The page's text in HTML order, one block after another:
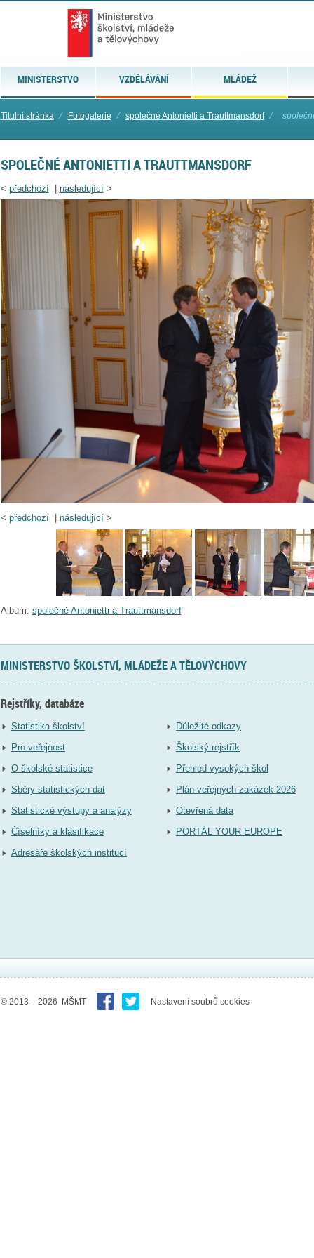
MINISTERSTVO VZDĚLÁVÁNÍ MLÁDEŽ
Titulní stránka ⁄ Fotogalerie ⁄ společné Antonietti a Trauttmansdorf ⁄
SPOLEČNÉ ANTONIETTI A TRAUTTMANSDORF
< předchozí| následující>
< předchozí| následující>
Album: společné Antonietti a Trauttmansdorf
MINISTERSTVO ŠKOLSTVÍ, MLÁDEŽE A TĚLOVÝCHOVY
Rejstříky, databáze
Statistika školství
Pro veřejnost
O školské statistice
Sběry statistických dat
Statistické výstupy a analýzy
Číselníky a klasifikace
Adresáře školských institucí
Důležité odkazy
Školský rejstřík
Přehled vysokých škol
Plán veřejných zakázek 2026
Otevřená data
PORTÁL YOUR EUROPE
© 2013 – 2026 MŠMT Nastavení soubrů cookies